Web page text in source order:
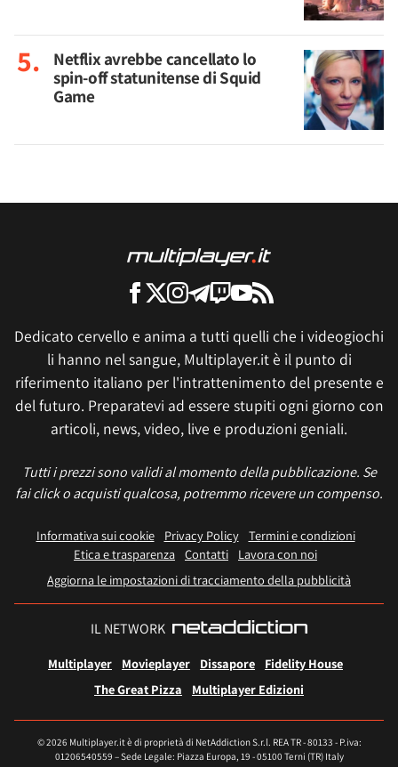
Netflix avrebbe cancellato lo
spin-off statunitense di Squid
Game
Dedicato cervello e anima a tutti quelli che i videogiochi
li hanno nel sangue, Multiplayer.it è il punto di
riferimento italiano per l'intrattenimento del presente e
del futuro. Preparatevi ad essere stupiti ogni giorno con
articoli, news, video, live e produzioni geniali.
Tutti i prezzi sono validi al momento della pubblicazione. Se
fai click o acquisti qualcosa, potremmo ricevere un compenso.
Informativa sui cookie Privacy Policy
Termini e condizioni
Etica e trasparenza Contatti
Lavora con noi
Aggiorna le impostazioni di tracciamento della pubblicità
IL NETWORK
Multiplayer Movieplayer Dissapore
Fidelity House
The Great Pizza
Multiplayer Edizioni
© 2026 Multiplayer.it è di proprietà di NetAddiction S.r.l. REA TR - 80133 - P.iva:
01206540559 – Sede Legale: Piazza Europa, 19 - 05100 Terni (TR) Italy